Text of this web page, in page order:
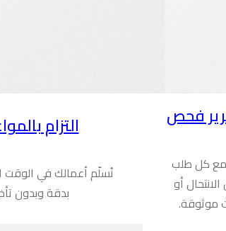
فحص
مع كل طلب
أو
موثوقة.
التزام
نُسلّم أعمالك في الوقت
بدقة وبدون